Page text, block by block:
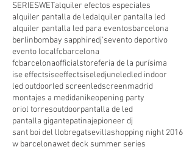
SERIESWETalquiler efectos especiales
alquiler pantalla de ledalquiler pantalla led
alquiler pantalla led para eventosbarcelona
berlinbombay sapphiredj'sevento deportivo
evento localfcbarcelona
fcbarcelonaofficialstoreferia de la purísima
ise effectsiseeffectsiseledjuneledled indoor
led outdoorled screenledscreenmadrid
montajes a medidanikeopening party
oriol torresoutdoorpantalla de led
pantalla gigantepatinajepioneer dj
sant boi del llobregatsevillashopping night 2016
w barcelonawet deck summer series